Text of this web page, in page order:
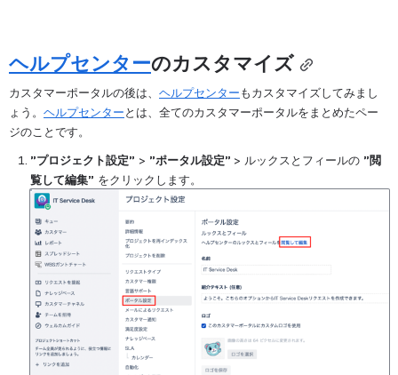
ヘルプセンターのカスタマイズ
カスタマーポータルの後は、 ヘルプセンターもカスタマイズしてみまし
ょう。 ヘルプセンターとは、全てのカスタマーポータルをまとめたペー
ジのことです。
”プロジェクト設定” > ”ポータル設定” > ルックスとフィールの ”閲
覧して編集” をクリックします。
を開く